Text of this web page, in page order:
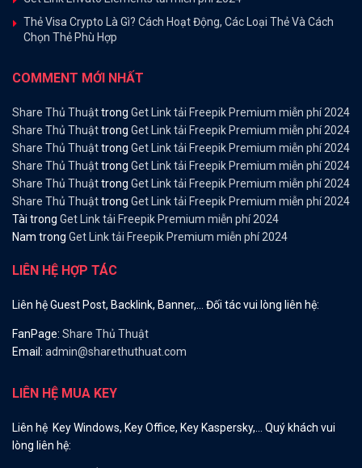
Thẻ Visa Crypto Là Gì? Cách Hoạt Động, Các Loại Thẻ Và Cách
Chọn Thẻ Phù Hợp
COMMENT MỚI NHẤT
Share Thủ Thuậttrong Get Link tải Freepik Premium miễn phí 2024
Share Thủ Thuậttrong Get Link tải Freepik Premium miễn phí 2024
Share Thủ Thuậttrong Get Link tải Freepik Premium miễn phí 2024
Share Thủ Thuậttrong Get Link tải Freepik Premium miễn phí 2024
Share Thủ Thuậttrong Get Link tải Freepik Premium miễn phí 2024
Share Thủ Thuậttrong Get Link tải Freepik Premium miễn phí 2024
Tài trong Get Link tải Freepik Premium miễn phí 2024
Nam trong Get Link tải Freepik Premium miễn phí 2024
LIÊN HỆ HỢP TÁC
Liên hệ Guest Post, Backlink, Banner,… Đối tác vui lòng liên hệ:
FanPage: Share Thủ Thuật
Email: admin@sharethuthuat.com
LIÊN HỆ MUA KEY
Liên hệ Key Windows, Key Office, Key Kaspersky,… Quý khách vui
lòng liên hệ: